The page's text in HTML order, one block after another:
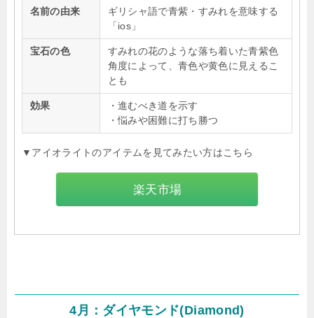
名前の由来
ギリシャ語で青紫・すみれを意味する
「ios」
宝石の色
すみれの花のような落ち着いた青紫色
角度によって、青色や黄色に見えるこ
とも
効果
・進むべき道を示す
・悩みや困難に打ち勝つ
▼アイオライトのアイテムを見てみたい方はこちら
楽天市場
4月：ダイヤモンド(Diamond)